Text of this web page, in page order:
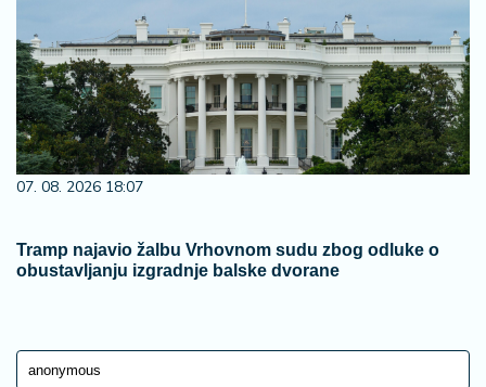
07. 08. 2026 18:07
Tramp najavio žalbu Vrhovnom sudu zbog odluke o
obustavljanju izgradnje balske dvorane